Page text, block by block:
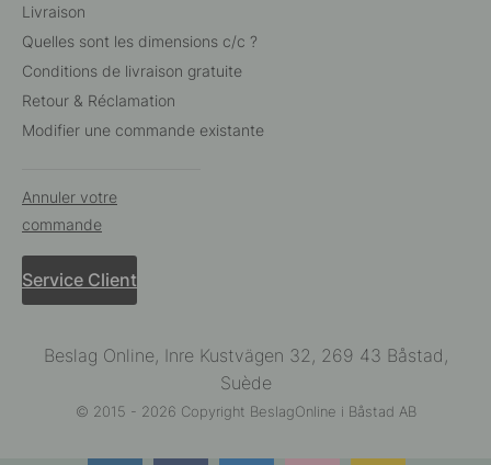
Livraison
Quelles sont les dimensions c/c ?
Conditions de livraison gratuite
Retour & Réclamation
Modifier une commande existante
Annuler votre
commande
Service Client
Beslag Online, Inre Kustvägen 32, 269 43 Båstad,
Suède
© 2015 - 2026 Copyright BeslagOnline i Båstad AB